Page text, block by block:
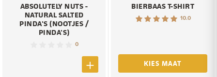
ABSOLUTELY NUTS -
NATURAL SALTED
PINDA'S (NOOTJES /
PINDA'S)
0
BIERBAAS T-SHIRT
10.0
KIES MAAT